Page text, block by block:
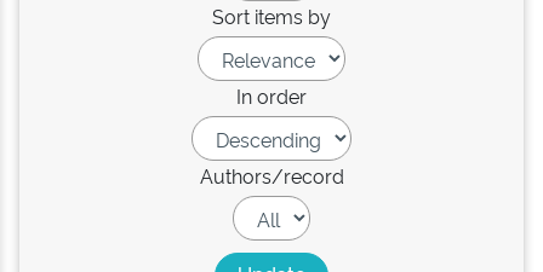
Sort items by
In order
Authors/record